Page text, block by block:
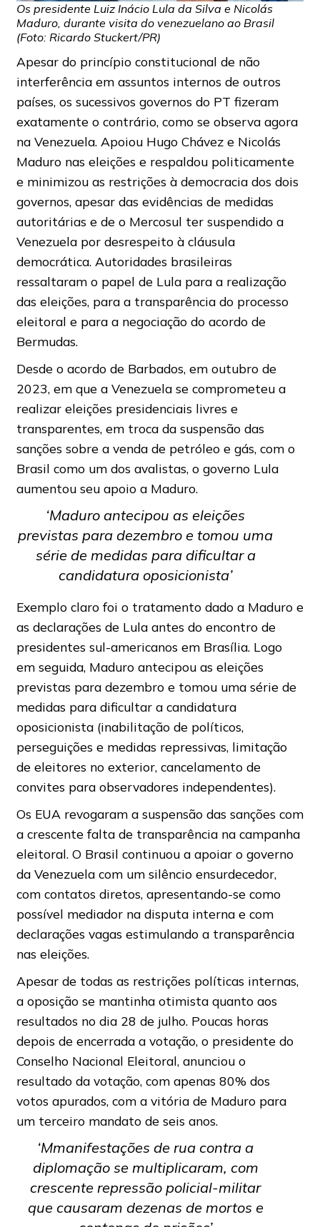
Os presidente Luiz Inácio Lula da Silva e Nicolás
Maduro, durante visita do venezuelano ao Brasil
(Foto: Ricardo Stuckert/PR)
Apesar do princípio constitucional de não
interferência em assuntos internos de outros
países, os sucessivos governos do PT fizeram
exatamente o contrário, como se observa agora
na Venezuela. Apoiou Hugo Chávez e Nicolás
Maduro nas eleições e respaldou politicamente
e minimizou as restrições à democracia dos dois
governos, apesar das evidências de medidas
autoritárias e de o Mercosul ter suspendido a
Venezuela por desrespeito à cláusula
democrática. Autoridades brasileiras
ressaltaram o papel de Lula para a realização
das eleições, para a transparência do processo
eleitoral e para a negociação do acordo de
Bermudas.
Desde o acordo de Barbados, em outubro de
2023, em que a Venezuela se comprometeu a
realizar eleições presidenciais livres e
transparentes, em troca da suspensão das
sanções sobre a venda de petróleo e gás, com o
Brasil como um dos avalistas, o governo Lula
aumentou seu apoio a Maduro.
‘Maduro antecipou as eleições
previstas para dezembro e tomou uma
série de medidas para dificultar a
candidatura oposicionista’
Exemplo claro foi o tratamento dado a Maduro e
as declarações de Lula antes do encontro de
presidentes sul-americanos em Brasília. Logo
em seguida, Maduro antecipou as eleições
previstas para dezembro e tomou uma série de
medidas para dificultar a candidatura
oposicionista (inabilitação de políticos,
perseguições e medidas repressivas, limitação
de eleitores no exterior, cancelamento de
convites para observadores independentes).
Os EUA revogaram a suspensão das sanções com
a crescente falta de transparência na campanha
eleitoral. O Brasil continuou a apoiar o governo
da Venezuela com um silêncio ensurdecedor,
com contatos diretos, apresentando-se como
possível mediador na disputa interna e com
declarações vagas estimulando a transparência
nas eleições.
Apesar de todas as restrições políticas internas,
a oposição se mantinha otimista quanto aos
resultados no dia 28 de julho. Poucas horas
depois de encerrada a votação, o presidente do
Conselho Nacional Eleitoral, anunciou o
resultado da votação, com apenas 80% dos
votos apurados, com a vitória de Maduro para
um terceiro mandato de seis anos.
‘Mmanifestações de rua contra a
diplomação se multiplicaram, com
crescente repressão policial-militar
que causaram dezenas de mortos e